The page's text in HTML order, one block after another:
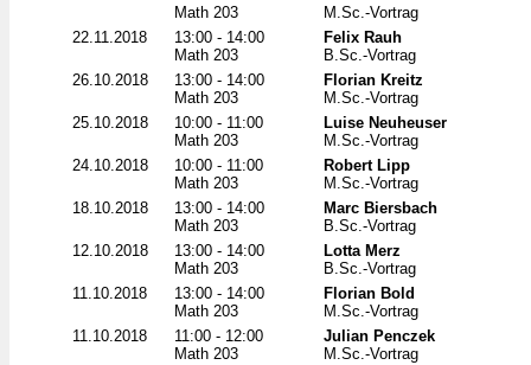
Math 203
M.Sc.-Vortrag
22.11.2018
13:00 - 14:00
Math 203
Felix Rauh
B.Sc.-Vortrag
26.10.2018
13:00 - 14:00
Math 203
Florian Kreitz
M.Sc.-Vortrag
25.10.2018
10:00 - 11:00
Math 203
Luise Neuheuser
M.Sc.-Vortrag
24.10.2018
10:00 - 11:00
Math 203
Robert Lipp
M.Sc.-Vortrag
18.10.2018
13:00 - 14:00
Math 203
Marc Biersbach
B.Sc.-Vortrag
12.10.2018
13:00 - 14:00
Math 203
Lotta Merz
B.Sc.-Vortrag
11.10.2018
13:00 - 14:00
Math 203
Florian Bold
M.Sc.-Vortrag
11.10.2018
11:00 - 12:00
Math 203
Julian Penczek
M.Sc.-Vortrag